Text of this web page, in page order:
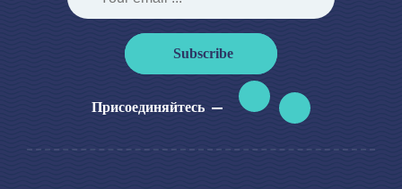
Subscribe
Присоединяйтесь